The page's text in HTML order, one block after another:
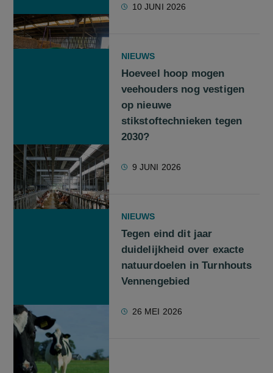
10 JUNI 2026
NIEUWS
Hoeveel hoop mogen
veehouders nog vestigen
op nieuwe
stikstoftechnieken tegen
2030?
9 JUNI 2026
NIEUWS
Tegen eind dit jaar
duidelijkheid over exacte
natuurdoelen in Turnhouts
Vennengebied
26 MEI 2026